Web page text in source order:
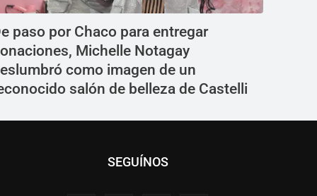
paso por Chaco para entregar
Michelle Notagay
como imagen de un
salón de belleza de Castelli
SEGUÍNOS